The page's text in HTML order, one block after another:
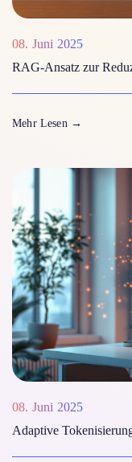
08. Juni 2025
RAG-Ansatz zur
Mehr Lesen →
08. Juni 2025
Adaptive